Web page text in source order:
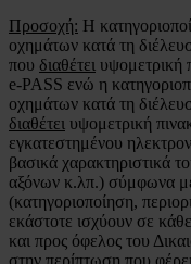
Προσοχή: Η
οχημάτων κατά τη
που διαθέτει υψομετρική
e-PASS ενώ η
οχημάτων κατά τη
διαθέτει υψομετρική
εγκατεστημένου
βασικά χαρακτηριστικά
αξόνων κ.λπ.) σύμφωνα
(κατηγοριοποίηση,
εκάστοτε ισχύουν σε
και προς όφελος του